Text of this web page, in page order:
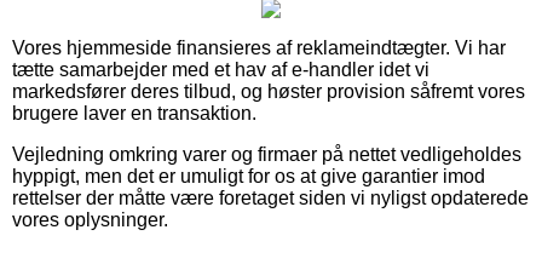
Vores hjemmeside finansieres af reklameindtægter. Vi har
tætte samarbejder med et hav af e-handler idet vi
markedsfører deres tilbud, og høster provision såfremt vores
brugere laver en transaktion.
Vejledning omkring varer og firmaer på nettet vedligeholdes
hyppigt, men det er umuligt for os at give garantier imod
rettelser der måtte være foretaget siden vi nyligst opdaterede
vores oplysninger.